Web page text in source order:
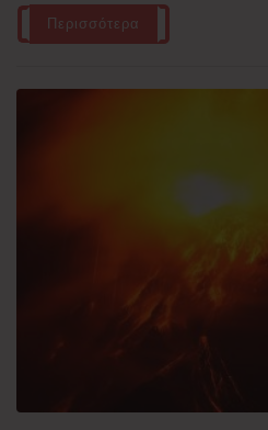
Περισσότερα